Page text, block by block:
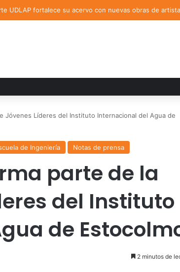
UDLAP fortalece su acervo con nuevas obras de
Jóvenes Líderes del Instituto Internacional del Agua de
de Ingeniería Notas de prensa
parte de la
del Instituto
de
2 minutos de